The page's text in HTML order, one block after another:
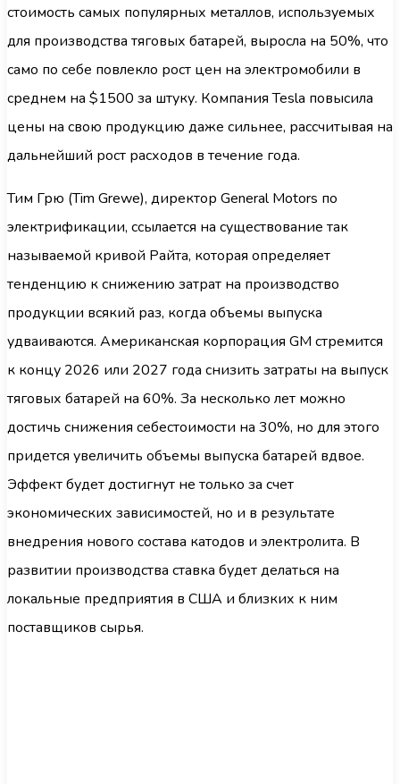
стоимость самых популярных металлов, используемых
для производства тяговых батарей, выросла на 50%, что
само по себе повлекло рост цен на электромобили в
среднем на $1500 за штуку. Компания Tesla повысила
цены на свою продукцию даже сильнее, рассчитывая на
дальнейший рост расходов в течение года.
Тим Грю (Tim Grewe), директор General Motors по
электрификации, ссылается на существование так
называемой кривой Райта, которая определяет
тенденцию к снижению затрат на производство
продукции всякий раз, когда объемы выпуска
удваиваются. Американская корпорация GM стремится
к концу 2026 или 2027 года снизить затраты на выпуск
тяговых батарей на 60%. За несколько лет можно
достичь снижения себестоимости на 30%, но для этого
придется увеличить объемы выпуска батарей вдвое.
Эффект будет достигнут не только за счет
экономических зависимостей, но и в результате
внедрения нового состава катодов и электролита. В
развитии производства ставка будет делаться на
локальные предприятия в США и близких к ним
поставщиков сырья.